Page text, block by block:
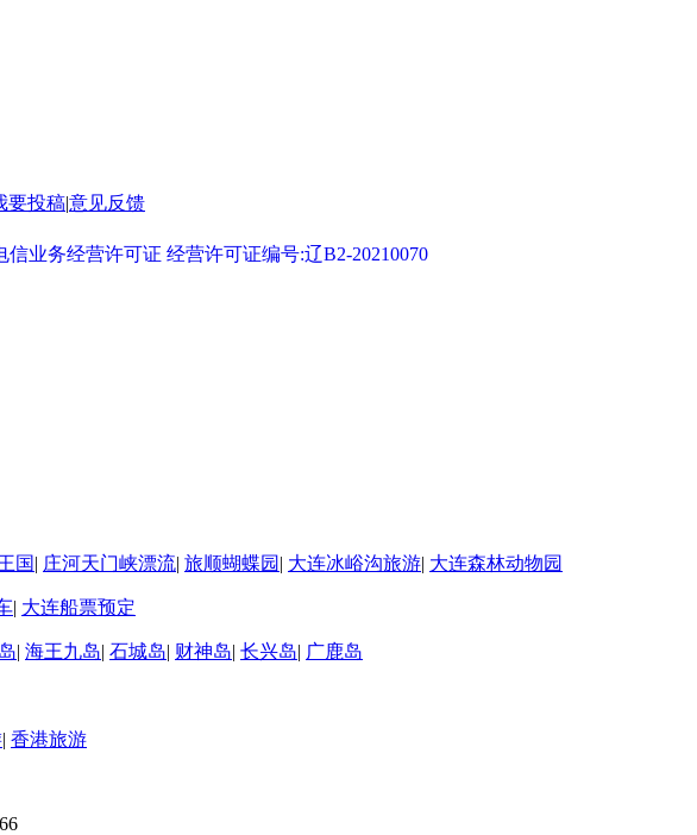
要投稿|意见反馈
业务经营许可证 经营许可证编号:辽B2-20210070
国| 庄河天门峡漂流| 旅顺蝴蝶园 | 大连冰峪沟旅游| 大连森林动物园
| 大连船票预定
| 海王九岛| 石城岛| 财神岛| 长兴岛| 广鹿岛
| 香港旅游